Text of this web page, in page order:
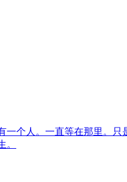
一个人。一直等在那里。
。